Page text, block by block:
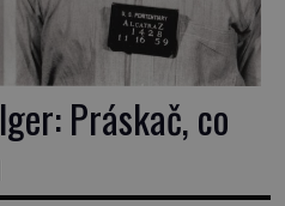
Práskač, co